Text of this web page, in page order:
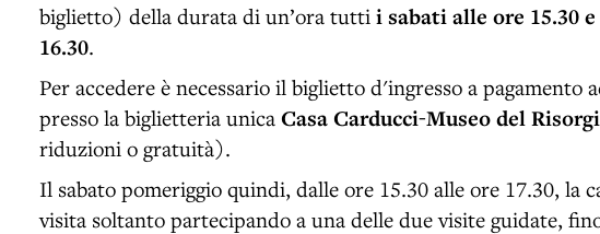
biglietto) della durata di un’ora tutti i sabati alle ore 15.30
16.30.
Per accedere è necessario il biglietto d'ingresso a pagamento
presso la biglietteria unica Casa Carducci-Museo del
riduzioni o gratuità).
Il sabato pomeriggio quindi, dalle ore 15.30 alle ore 17.30, la
visita soltanto partecipando a una delle due visite guidate,